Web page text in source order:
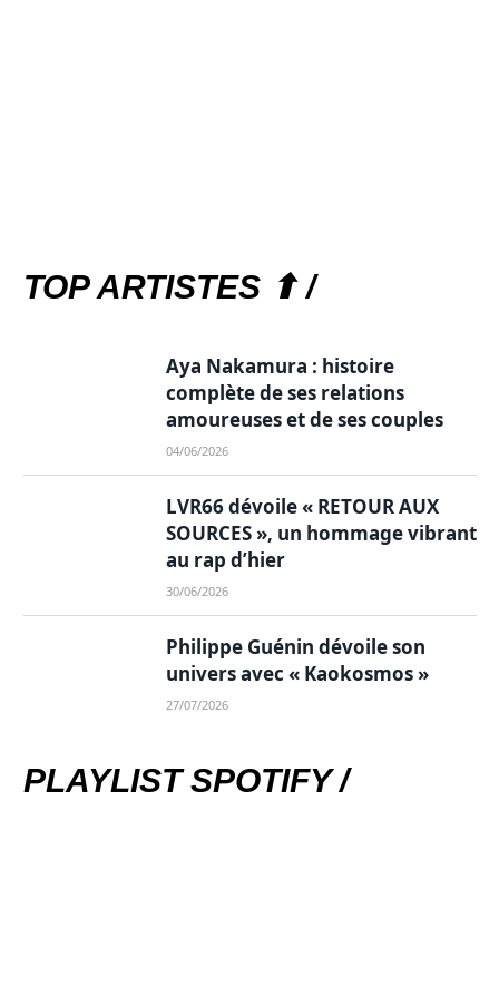
TOP ARTISTES ⬆ /
Aya Nakamura : histoire
complète de ses relations
amoureuses et de ses couples
04/06/2026
LVR66 dévoile « RETOUR AUX
SOURCES », un hommage vibrant
au rap d’hier
30/06/2026
Philippe Guénin dévoile son
univers avec « Kaokosmos »
27/07/2026
PLAYLIST SPOTIFY /